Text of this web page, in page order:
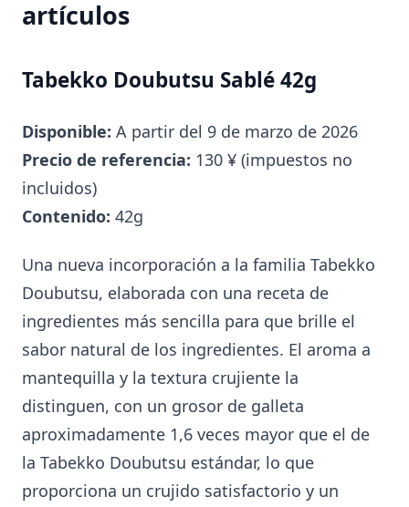
artículos
Tabekko Doubutsu Sablé 42g
Disponible: A partir del 9 de marzo de 2026
Precio de referencia: 130 ¥ (impuestos no
incluidos)
Contenido: 42g
Una nueva incorporación a la familia Tabekko
Doubutsu, elaborada con una receta de
ingredientes más sencilla para que brille el
sabor natural de los ingredientes. El aroma a
mantequilla y la textura crujiente la
distinguen, con un grosor de galleta
aproximadamente 1,6 veces mayor que el de
la Tabekko Doubutsu estándar, lo que
proporciona un crujido satisfactorio y un